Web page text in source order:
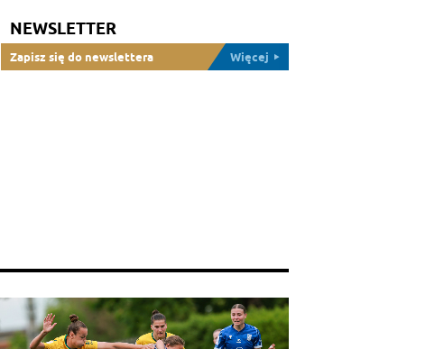
NEWSLETTER
Zapisz się do newslettera Więcej